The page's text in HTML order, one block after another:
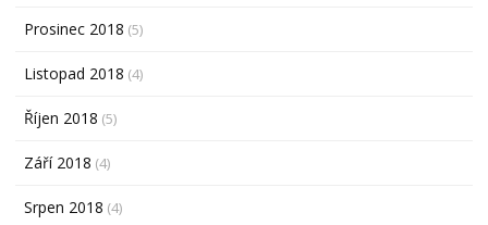
Prosinec 2018 (5)
Listopad 2018 (4)
Říjen 2018 (5)
Září 2018 (4)
Srpen 2018 (4)